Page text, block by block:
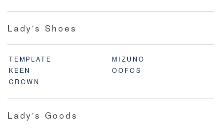
Lady's Shoes
TEMPLATE
MIZUNO
KEEN
OOFOS
CROWN
Lady's Goods